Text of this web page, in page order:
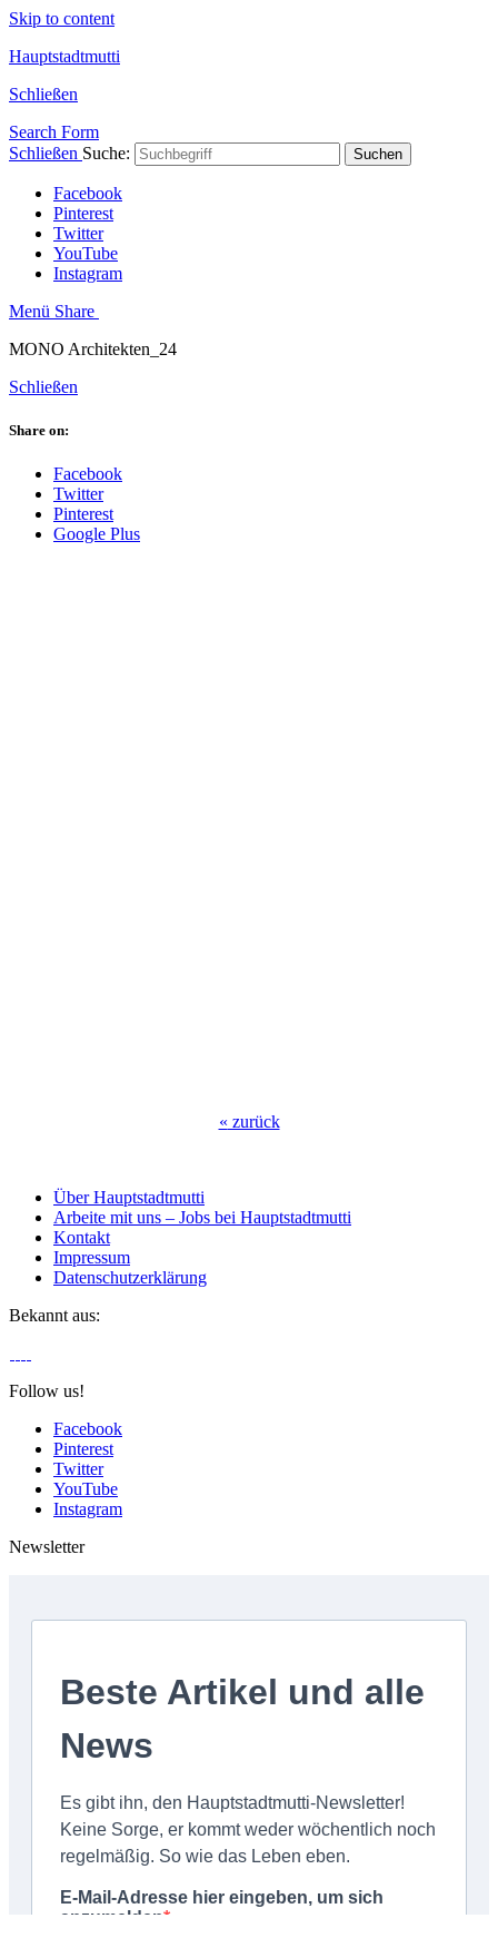
Skip to content
Hauptstadtmutti
Schließen
Search Form
Schließen Suche: Suchen
Facebook
Pinterest
Twitter
YouTube
Instagram
Menü Share
MONO Architekten_24
Schließen
Share on:
Facebook
Twitter
Pinterest
Google Plus
« zurück
Über Hauptstadtmutti
Arbeite mit uns – Jobs bei Hauptstadtmutti
Kontakt
Impressum
Datenschutzerklärung
Bekannt aus:
Follow us!
Facebook
Pinterest
Twitter
YouTube
Instagram
Newsletter